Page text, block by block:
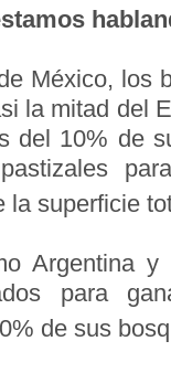
México, los
la mitad del
del 10% de
la superficie
Argentina y
para
de sus